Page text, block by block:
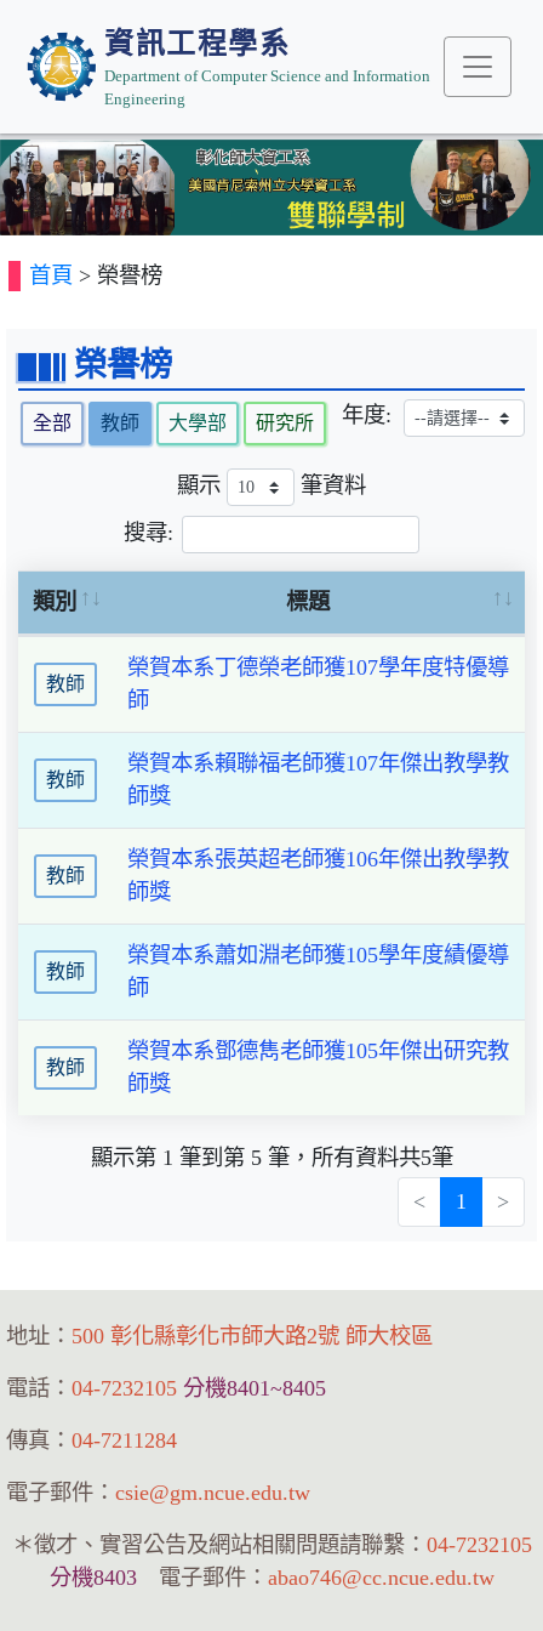
資訊工程學系
Department of Computer Science and Information
Engineering
Previous Next
首頁 > 榮譽榜
榮譽榜
全部 教師 大學部 研究所 年度:
顯示
筆資料
搜尋:
類別 標題
教師
榮賀本系丁德榮老師獲107學年度特優導
師
教師
榮賀本系賴聯福老師獲107年傑出教學教
師獎
教師
榮賀本系張英超老師獲106年傑出教學教
師獎
教師
榮賀本系蕭如淵老師獲105學年度績優導
師
教師
榮賀本系鄧德雋老師獲105年傑出研究教
師獎
顯示第 1 筆到第 5 筆，所有資料共5筆
<
1 >
地址： 500 彰化縣彰化市師大路2號 師大校區
電話： 04-7232105 分機8401~8405
傳真： 04-7211284
電子郵件： csie@gm.ncue.edu.tw
＊徵才、實習公告及網站相關問題請聯繫： 04-7232105
分機8403 電子郵件： abao746@cc.ncue.edu.tw